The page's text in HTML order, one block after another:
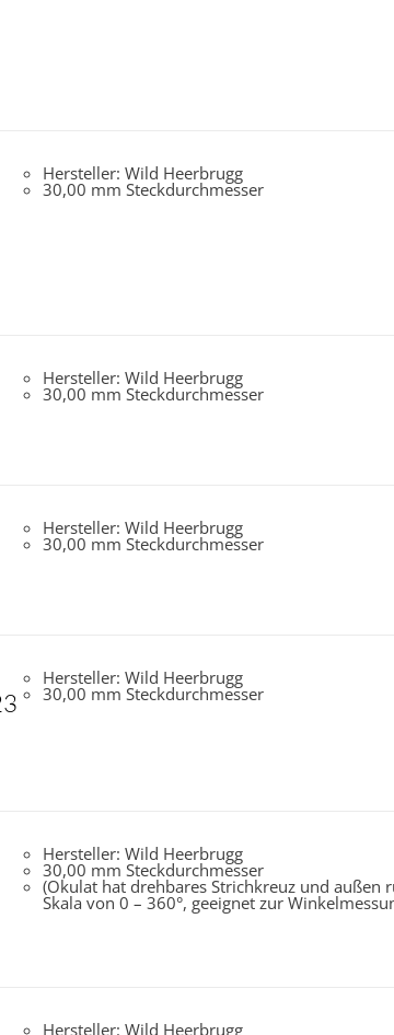
Hersteller: Wild Heerbrugg
30,00 mm Steckdurchmesser
Hersteller: Wild Heerbrugg
30,00 mm Steckdurchmesser
Hersteller: Wild Heerbrugg
30,00 mm Steckdurchmesser
Hersteller: Wild Heerbrugg
30,00 mm Steckdurchmesser
Hersteller: Wild Heerbrugg
30,00 mm Steckdurchmesser
(Okulat hat drehbares Strichkreuz und außen
Skala von 0 – 360°, geeignet zur
Hersteller: Wild Heerbrugg